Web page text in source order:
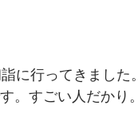
に行ってきました。
。すごい人だかり。